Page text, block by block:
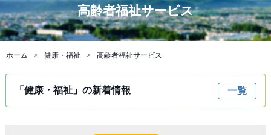
高齢者福祉サービス
ホーム 健康・福祉 高齢者福祉サービス
「健康・福祉」の新着情報 一覧